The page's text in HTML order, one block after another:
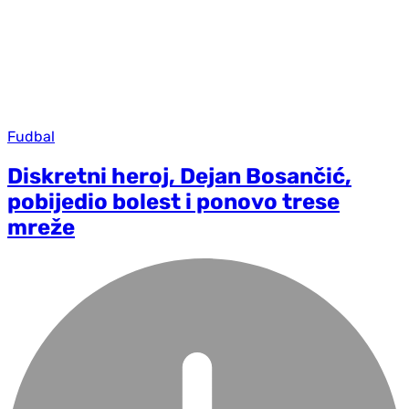
Fudbal
Diskretni heroj, Dejan Bosančić,
pobijedio bolest i ponovo trese
mreže